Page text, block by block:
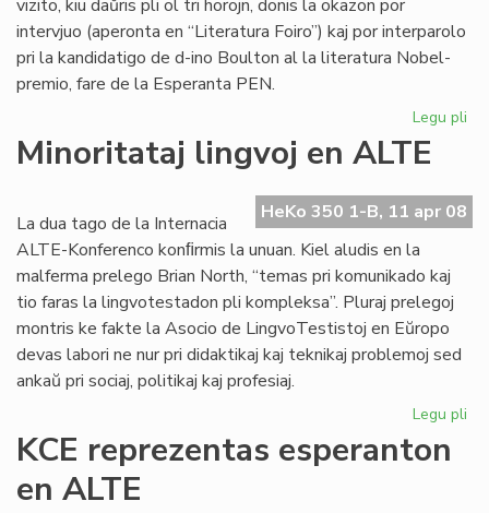
vizito, kiu daŭris pli ol tri horojn, donis la okazon por
intervjuo (aperonta en “Literatura Foiro”) kaj por interparolo
pri la kandidatigo de d-ino Boulton al la literatura Nobel-
premio, fare de la Esperanta PEN.
Legu pli
Minoritataj lingvoj en ALTE
HeKo 350 1-B, 11 apr 08
La dua tago de la Internacia
ALTE-Konferenco konﬁrmis la unuan. Kiel aludis en la
malferma prelego Brian North, “temas pri komunikado kaj
tio faras la lingvotestadon pli kompleksa”. Pluraj prelegoj
montris ke fakte la Asocio de LingvoTestistoj en Eŭropo
devas labori ne nur pri didaktikaj kaj teknikaj problemoj sed
ankaŭ pri sociaj, politikaj kaj profesiaj.
Legu pli
KCE reprezentas esperanton
en ALTE